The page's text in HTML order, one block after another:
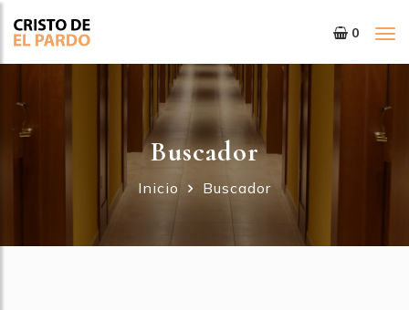
0
Buscador
Inicio Buscador